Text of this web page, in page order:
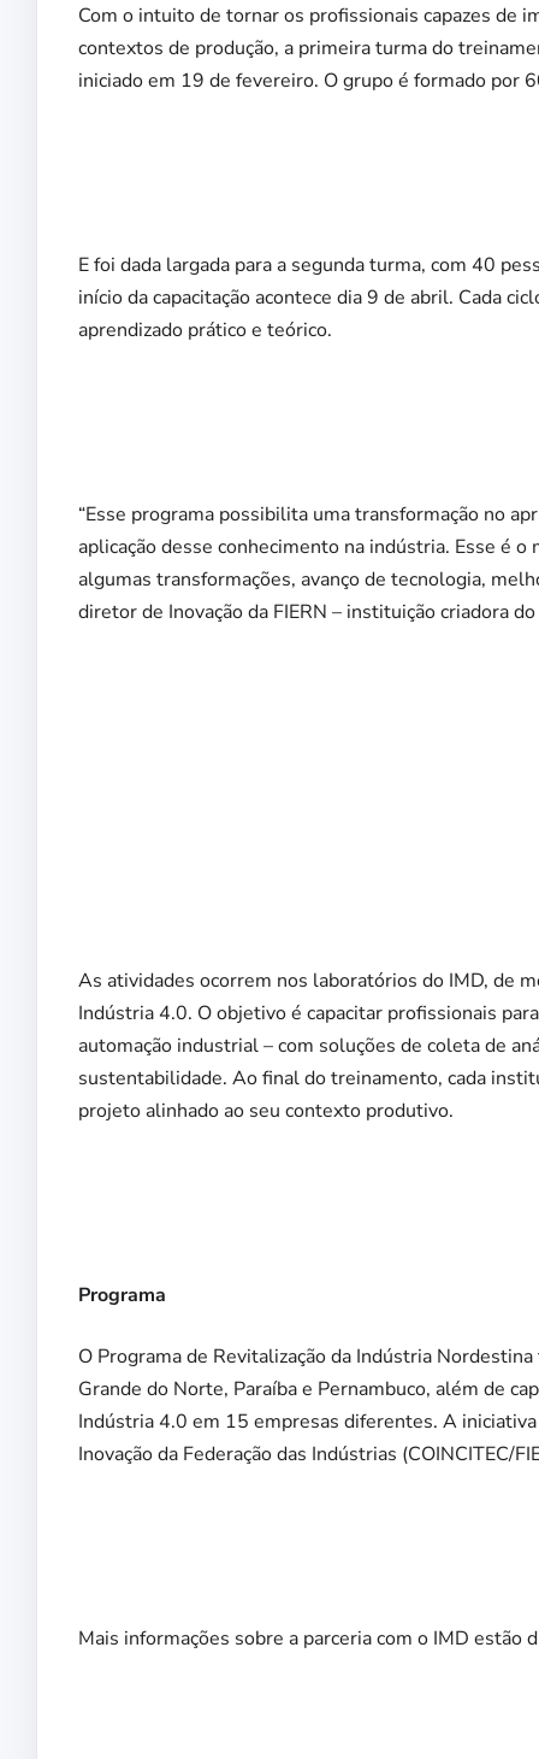
Com o intuito de tornar os profissionais capazes de
contextos de produção, a primeira turma do
iniciado em 19 de fevereiro. O grupo é formado por
E foi dada largada para a segunda turma, com 40
início da capacitação acontece dia 9 de abril. Cada
aprendizado prático e teórico.
“Esse programa possibilita uma transformação no
aplicação desse conhecimento na indústria. Esse é
algumas transformações, avanço de tecnologia,
diretor de Inovação da FIERN – instituição criadora
As atividades ocorrem nos laboratórios do IMD, de
Indústria 4.0. O objetivo é capacitar profissionais
automação industrial – com soluções de coleta de
sustentabilidade. Ao final do treinamento, cada
projeto alinhado ao seu contexto produtivo.
Programa
O Programa de Revitalização da Indústria
Grande do Norte, Paraíba e Pernambuco, além de
Indústria 4.0 em 15 empresas diferentes. A
Inovação da Federação das Indústrias (COINCITEC/
Mais informações sobre a parceria com o IMD estão